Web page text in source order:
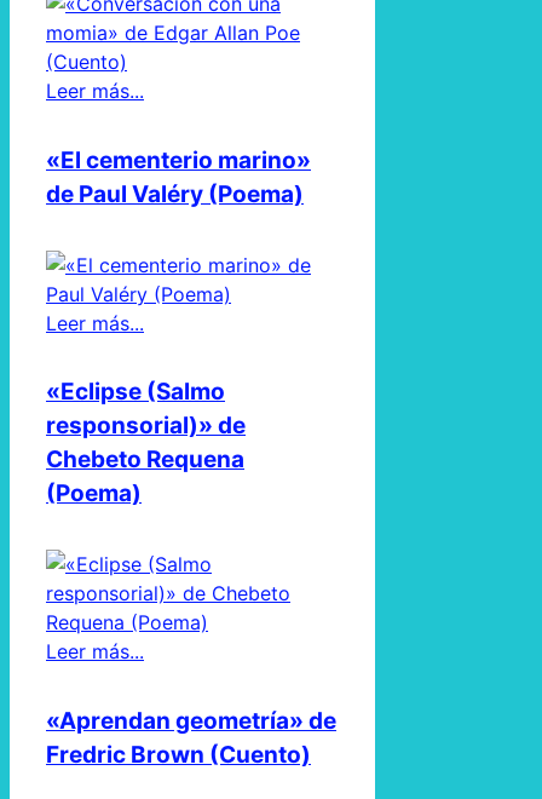
Leer más...
«El cementerio marino»
de Paul Valéry (Poema)
Leer más...
«Eclipse (Salmo
responsorial)» de
Chebeto Requena
(Poema)
Leer más...
«Aprendan geometría» de
Fredric Brown (Cuento)